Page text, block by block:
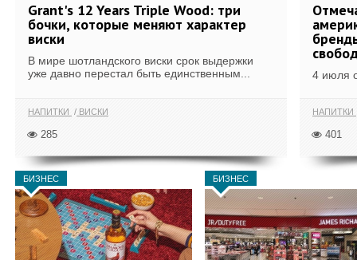
Grant's 12 Years Triple Wood: три
бочки, которые меняют характер
виски
В мире шотландского виски срок выдержки
уже давно перестал быть единственным...
НАПИТКИ ВИСКИ
285
4 июля
НАПИТКИ
401
БИЗНЕС БИЗНЕС